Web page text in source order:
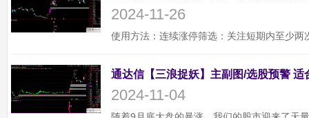
2024-11-26
2024-11-04